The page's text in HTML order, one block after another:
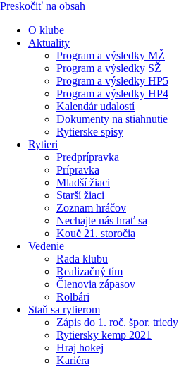
Preskočiť na obsah
O klube
Aktuality
Program a výsledky MŽ
Program a výsledky SŽ
Program a výsledky HP5
Program a výsledky HP4
Kalendár udalostí
Dokumenty na stiahnutie
Rytierske spisy
Rytieri
Predprípravka
Prípravka
Mladší žiaci
Starší žiaci
Zoznam hráčov
Nechajte nás hrať sa
Kouč 21. storočia
Vedenie
Rada klubu
Realizačný tím
Členovia zápasov
Rolbári
Staň sa rytierom
Zápis do 1. roč. špor. triedy
Rytiersky kemp 2021
Hraj hokej
Kariéra